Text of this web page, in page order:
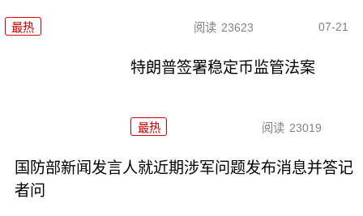
最热 阅读 23623 07-21
特朗普签署稳定币监管法案
最热 阅读 23019
国防部新闻发言人就近期涉军问题发布消息并答记
者问